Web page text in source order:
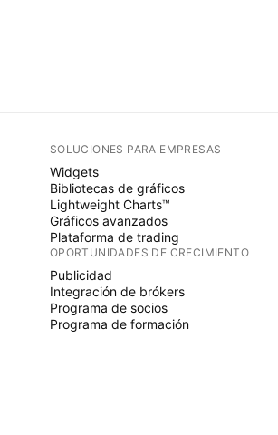
SOLUCIONES PARA EMPRESAS
Widgets
Bibliotecas de gráficos
Lightweight Charts™
Gráficos avanzados
Plataforma de trading
OPORTUNIDADES DE CRECIMIENTO
Publicidad
Integración de brókers
Programa de socios
Programa de formación